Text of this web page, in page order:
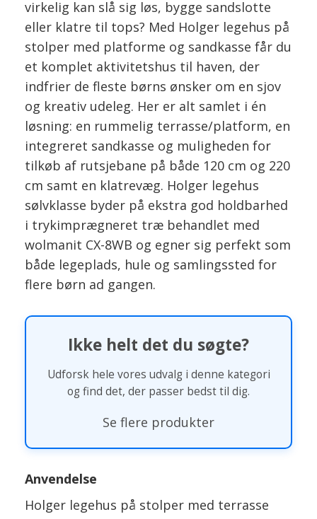
virkelig kan slå sig løs, bygge sandslotte
eller klatre til tops? Med Holger legehus på
stolper med platforme og sandkasse får du
et komplet aktivitetshus til haven, der
indfrier de fleste børns ønsker om en sjov
og kreativ udeleg. Her er alt samlet i én
løsning: en rummelig terrasse/platform, en
integreret sandkasse og muligheden for
tilkøb af rutsjebane på både 120 cm og 220
cm samt en klatrevæg. Holger legehus
sølvklasse byder på ekstra god holdbarhed
i trykimprægneret træ behandlet med
wolmanit CX-8WB og egner sig perfekt som
både legeplads, hule og samlingssted for
flere børn ad gangen.
Ikke helt det du søgte?
Udforsk hele vores udvalg i denne kategori
og find det, der passer bedst til dig.
Se flere produkter
Anvendelse
Holger legehus på stolper med terrasse